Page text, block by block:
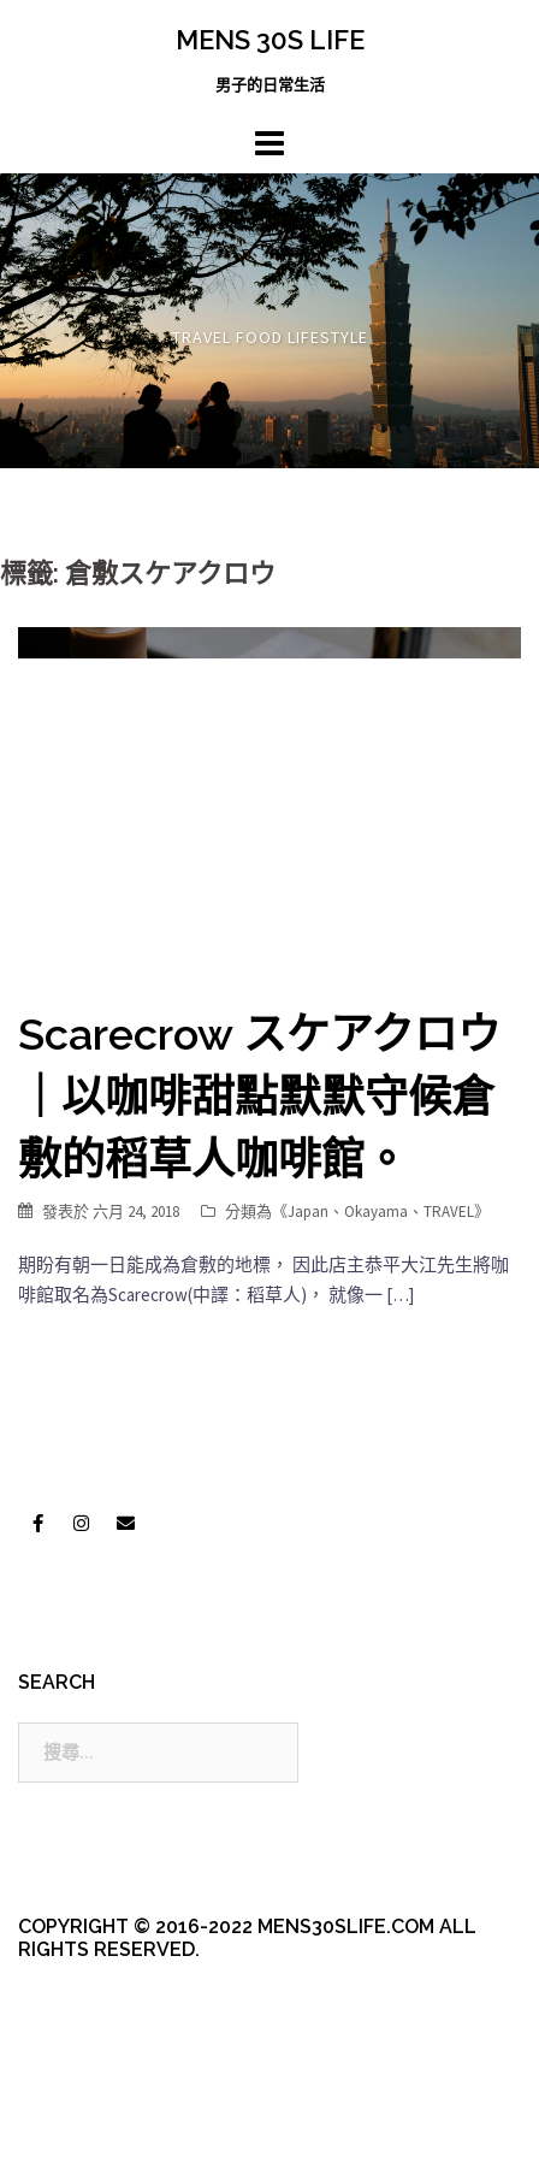
MENS 30S LIFE
男子的日常生活
TRAVEL FOOD LIFESTYLE
標籤: 倉敷スケアクロウ
Scarecrow スケアクロウ
｜以咖啡甜點默默守候倉
敷的稻草人咖啡館。
發表於六月 24, 2018 分類為《Japan 、 Okayama 、 TRAVEL》
期盼有朝一日能成為倉敷的地標， 因此店主恭平大江先生將咖
啡館取名為Scarecrow(中譯：稻草人)， 就像一 […]
SEARCH
COPYRIGHT © 2016-2022 MENS30SLIFE.COM ALL
RIGHTS RESERVED.